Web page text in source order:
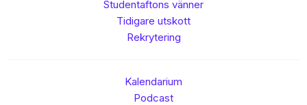
Studentaftons vänner
Tidigare utskott
Rekrytering
Kalendarium
Podcast